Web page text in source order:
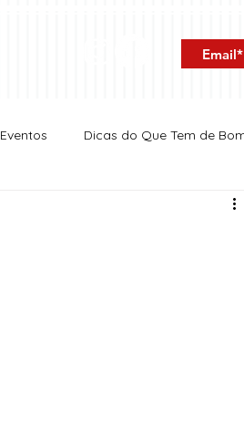
Eventos Dicas do Que Tem de